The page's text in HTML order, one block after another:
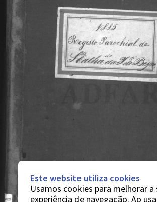
Este website utiliza cookies
Usamos cookies para melhorar a
experiência de navegação. Ao